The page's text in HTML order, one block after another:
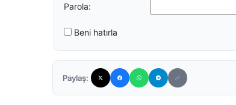
Parola:
Beni hatırla
Paylaş: